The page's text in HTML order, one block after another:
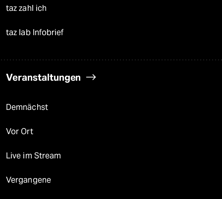
taz zahl ich
taz lab Infobrief
Veranstaltungen
Demnächst
Vor Ort
Live im Stream
Vergangene